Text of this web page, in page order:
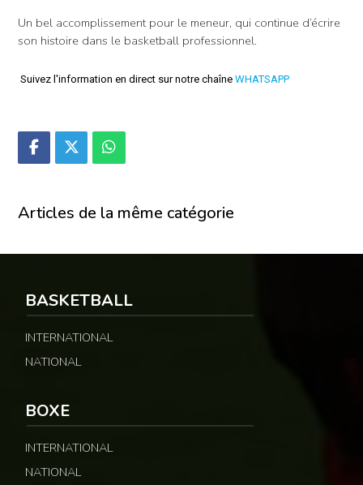
Un bel accomplissement pour le meneur, qui continue d’écrire
son histoire dans le basketball professionnel.
Suivez l'information en direct sur notre chaîne WHATSAPP
Articles de la même catégorie
BASKETBALL
INTERNATIONAL
NATIONAL
BOXE
INTERNATIONAL
NATIONAL